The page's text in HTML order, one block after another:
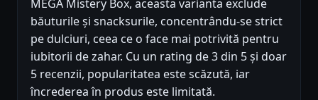
MEGA Mistery Box, aceasta varianta exclude
băuturile și snacksurile, concentrându-se strict
pe dulciuri, ceea ce o face mai potrivită pentru
iubitorii de zahar. Cu un rating de 3 din 5 și doar
5 recenzii, popularitatea este scăzută, iar
încrederea în produs este limitată.